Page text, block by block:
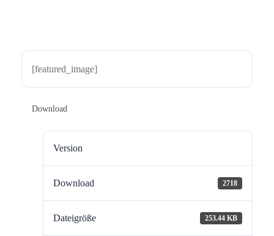
[featured_image]
Download
Version
Download 2718
Dateigröße 253.44 KB